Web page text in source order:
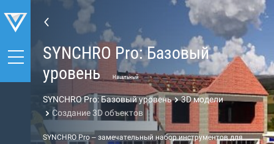
SYNCHRO Pro: Базовый
уровень
Начальный
SYNCHRO Pro: Базовый уровень
3D модели
Создание 3D объектов
SYNCHRO Pro – замечательный набор инструментов для